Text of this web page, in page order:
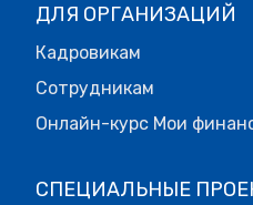
ДЛЯ ОРГАНИЗАЦИЙ
Кадровикам
Сотрудникам
Онлайн-курс Мои
СПЕЦИАЛЬНЫЕ